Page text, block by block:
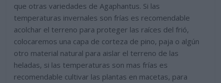
que otras variedades de Agaphantus. Si las
temperaturas invernales son frías es recomendable
acolchar el terreno para proteger las raíces del frió,
colocaremos una capa de corteza de pino, paja o algún
otro material natural para aislar el terreno de las
heladas, si las temperaturas son mas frías es
recomendable cultivar las plantas en macetas, para